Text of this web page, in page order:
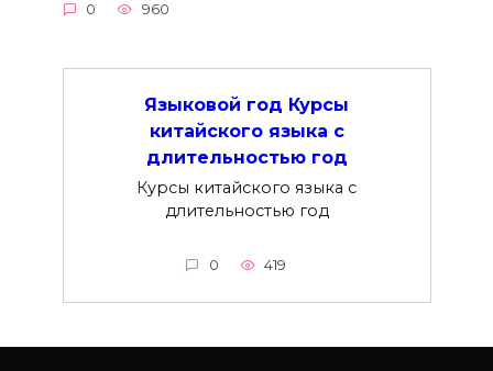
0 960
Языковой год Курсы
китайского языка с
длительностью год
Курсы китайского языка с
длительностью год
0 419